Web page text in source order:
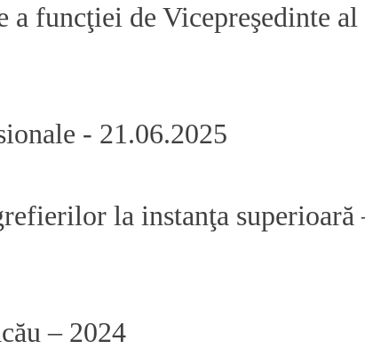
a funcţiei de Vicepreşedinte
​- 21.06.2025
la instanţa superioară
– 2024